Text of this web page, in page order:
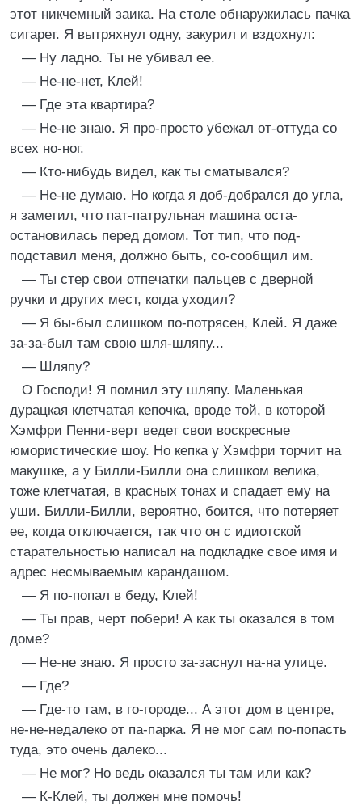
этот никчемный заика. На столе обнаружилась пачка
сигарет. Я вытряхнул одну, закурил и вздохнул:
— Ну ладно. Ты не убивал ее.
— Не-не-нет, Клей!
— Где эта квартира?
— Не-не знаю. Я про-просто убежал от-оттуда со
всех но-ног.
— Кто-нибудь видел, как ты сматывался?
— Не-не думаю. Но когда я доб-добрался до угла,
я заметил, что пат-патрульная машина оста-
остановилась перед домом. Тот тип, что под-
подставил меня, должно быть, со-сообщил им.
— Ты стер свои отпечатки пальцев с дверной
ручки и других мест, когда уходил?
— Я бы-был слишком по-потрясен, Клей. Я даже
за-за-был там свою шля-шляпу...
— Шляпу?
О Господи! Я помнил эту шляпу. Маленькая
дурацкая клетчатая кепочка, вроде той, в которой
Хэмфри Пенни-верт ведет свои воскресные
юмористические шоу. Но кепка у Хэмфри торчит на
макушке, а у Билли-Билли она слишком велика,
тоже клетчатая, в красных тонах и спадает ему на
уши. Билли-Билли, вероятно, боится, что потеряет
ее, когда отключается, так что он с идиотской
старательностью написал на подкладке свое имя и
адрес несмываемым карандашом.
— Я по-попал в беду, Клей!
— Ты прав, черт побери! А как ты оказался в том
доме?
— Не-не знаю. Я просто за-заснул на-на улице.
— Где?
— Где-то там, в го-городе... А этот дом в центре,
не-не-недалеко от па-парка. Я не мог сам по-попасть
туда, это очень далеко...
— Не мог? Но ведь оказался ты там или как?
— К-Клей, ты должен мне помочь!